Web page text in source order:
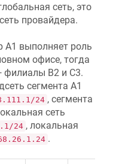
сеть, это
провайдера.
A1 выполняет роль
офисе, тогда
филиалы B2 и C3.
сегмента A1
24 , сегмента
сеть
24 , локальная
.